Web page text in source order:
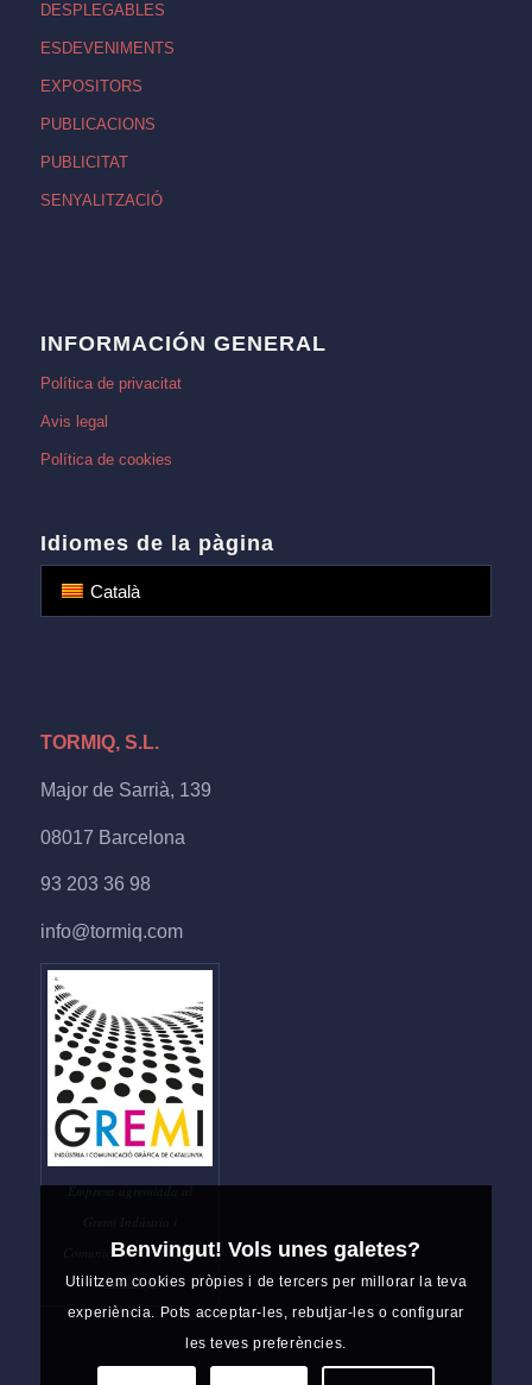
DESPLEGABLES
ESDEVENIMENTS
EXPOSITORS
PUBLICACIONS
PUBLICITAT
SENYALITZACIÓ
INFORMACIÓN GENERAL
Política de privacitat
Avis legal
Política de cookies
Idiomes de la pàgina
Català
TORMIQ, S.L.
Major de Sarrià, 139
08017 Barcelona
93 203 36 98
info@tormiq.com
Empresa agremiada al
Comunicació Gràfica de
Catalunya
Benvingut! Vols unes galetes?
Utilitzem cookies pròpies i de tercers per millorar la teva
experiència. Pots acceptar-les, rebutjar-les o configurar
les teves preferències.